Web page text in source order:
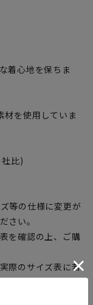
着心地を保ちま
材を使用していま
比)
等の仕様に変更が
さい。
を確認の上、ご購
際のサイズ表に若
了承ください。
ております。一